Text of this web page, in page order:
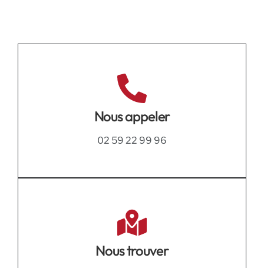
Nous appeler
02 59 22 99 96
Nous trouver